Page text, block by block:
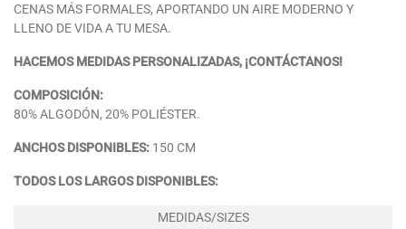
CENAS MÁS FORMALES, APORTANDO UN AIRE MODERNO Y
LLENO DE VIDA A TU MESA.
HACEMOS MEDIDAS PERSONALIZADAS, ¡CONTÁCTANOS!
COMPOSICIÓN:
80% ALGODÓN, 20% POLIÉSTER.
ANCHOS DISPONIBLES: 150 CM
TODOS LOS LARGOS DISPONIBLES: